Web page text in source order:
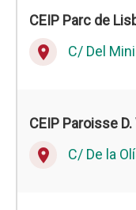
CEIP Parc de
place C/ Del
CEIP Paroisse
place C/ De la